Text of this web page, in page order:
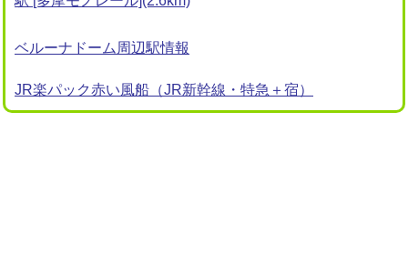
ベルーナドーム周辺駅情報
JR楽パック赤い風船（JR新幹線・特急＋宿）